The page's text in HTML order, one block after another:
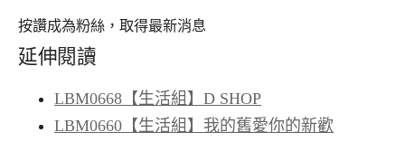
按讚成為粉絲，取得最新消息
延伸閱讀
LBM0668【生活組】D SHOP
LBM0660【生活組】我的舊愛你的新歡